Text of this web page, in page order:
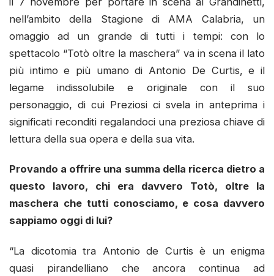
nell’ambito della Stagione di AMA Calabria, un
omaggio ad un grande di tutti i tempi: con lo
spettacolo “Totò oltre la maschera” va in scena il lato
più intimo e più umano di Antonio De Curtis, e il
legame indissolubile e originale con il suo
personaggio, di cui Preziosi ci svela in anteprima i
significati reconditi regalandoci una preziosa chiave di
lettura della sua opera e della sua vita.
Provando a offrire una summa della ricerca dietro a
questo lavoro, chi era davvero Totò, oltre la
maschera che tutti conosciamo, e cosa davvero
sappiamo oggi di lui?
“La dicotomia tra Antonio de Curtis è un enigma
quasi pirandelliano che ancora continua ad